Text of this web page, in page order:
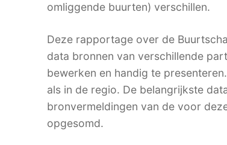
omliggende buurten) verschillen.
Deze rapportage over de
data bronnen van verschillende
bewerken en handig te
als in de regio. De belangrijkste
bronvermeldingen van de voor
opgesomd.